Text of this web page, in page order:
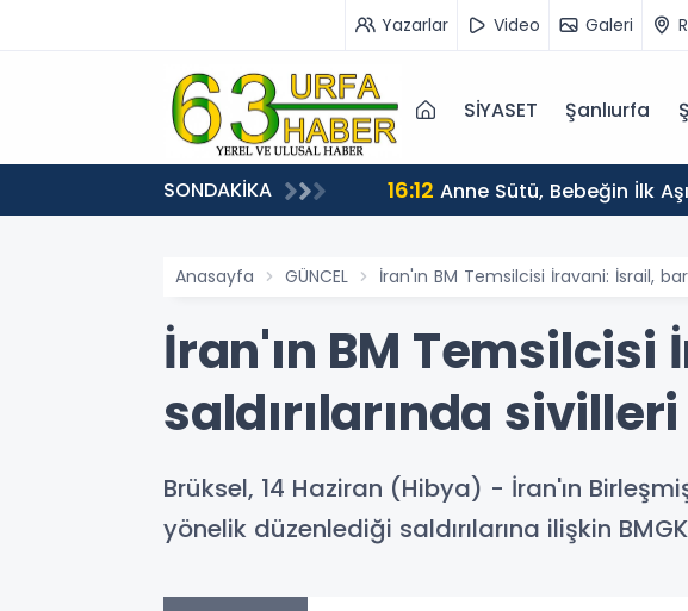
Yazarlar Video Galeri
SİYASET Şanlıurfa
SONDAKİKA 16:12 Anne Sütü, Bebeğin İlk
Anasayfa GÜNCEL İran'ın BM Temsilcisi İravani: İsrail,
İran'ın BM
saldırılarında
Brüksel, 14 Haziran (Hibya) - İran'ın
yönelik düzenlediği saldırılarına ilişkin